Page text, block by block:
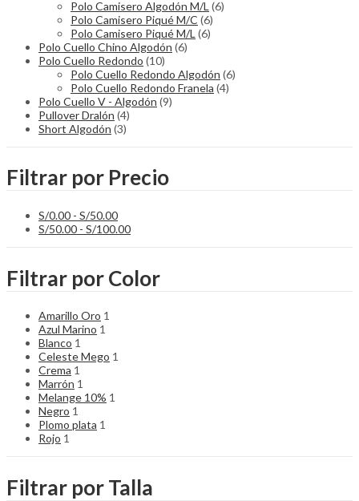
Polo Camisero Algodón M/L (6)
Polo Camisero Piqué M/C (6)
Polo Camisero Piqué M/L (6)
Polo Cuello Chino Algodón (6)
Polo Cuello Redondo (10)
Polo Cuello Redondo Algodón (6)
Polo Cuello Redondo Franela (4)
Polo Cuello V - Algodón (9)
Pullover Dralón (4)
Short Algodón (3)
Filtrar por Precio
S/0.00 - S/50.00
S/50.00 - S/100.00
Filtrar por Color
Amarillo Oro 1
Azul Marino 1
Blanco 1
Celeste Mego 1
Crema 1
Marrón 1
Melange 10% 1
Negro 1
Plomo plata 1
Rojo 1
Filtrar por Talla